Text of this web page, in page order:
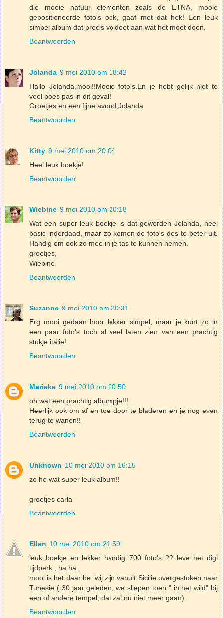
die mooie natuur elementen zoals de ETNA, mooie
gepositioneerde foto's ook, gaaf met dat hek! Een leuk
simpel album dat precis voldoet aan wat het moet doen.
Beantwoorden
Jolanda 9 mei 2010 om 18:42
Hallo Jolanda,mooi!!Mooie foto's.En je hebt gelijk niet te
veel poes pas in dit geval!
Groetjes en een fijne avond,Jolanda
Beantwoorden
Kitty 9 mei 2010 om 20:04
Heel leuk boekje!
Beantwoorden
Wiebine 9 mei 2010 om 20:18
Wat een super leuk boekje is dat geworden Jolanda, heel
basic inderdaad, maar zo komen de foto's des te beter uit.
Handig om ook zo mee in je tas te kunnen nemen.
groetjes,
Wiebine
Beantwoorden
Suzanne 9 mei 2010 om 20:31
Erg mooi gedaan hoor..lekker simpel, maar je kunt zo in
een paar foto's toch al veel laten zien van een prachtig
stukje italie!
Beantwoorden
Marieke 9 mei 2010 om 20:50
oh wat een prachtig albumpje!!!
Heerlijk ook om af en toe door te bladeren en je nog even
terug te wanen!!
Beantwoorden
Unknown 10 mei 2010 om 16:15
zo he wat super leuk album!!
groetjes carla
Beantwoorden
Ellen 10 mei 2010 om 21:59
leuk boekje en lekker handig 700 foto's ?? leve het digi
tijdperk , ha ha.
mooi is het daar he, wij zijn vanuit Sicilie overgestoken naar
Tunesie ( 30 jaar geleden, we sliepen toen " in het wild" bij
een of andere tempel, dat zal nu niet meer gaan)
Beantwoorden